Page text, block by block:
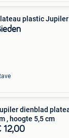
plastic Jupiler
dienblad plateau , diameter 36
, hoogte 5,5 cm
12,00